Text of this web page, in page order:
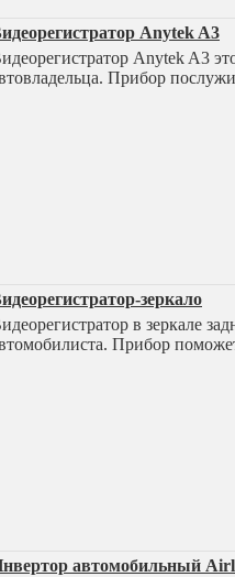
Anytek A3
Anytek A3
Прибор
зеркало
в зеркале
Прибор
автомобильный